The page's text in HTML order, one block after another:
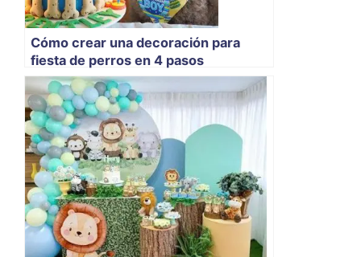
Cómo crear una decoración para
fiesta de perros en 4 pasos